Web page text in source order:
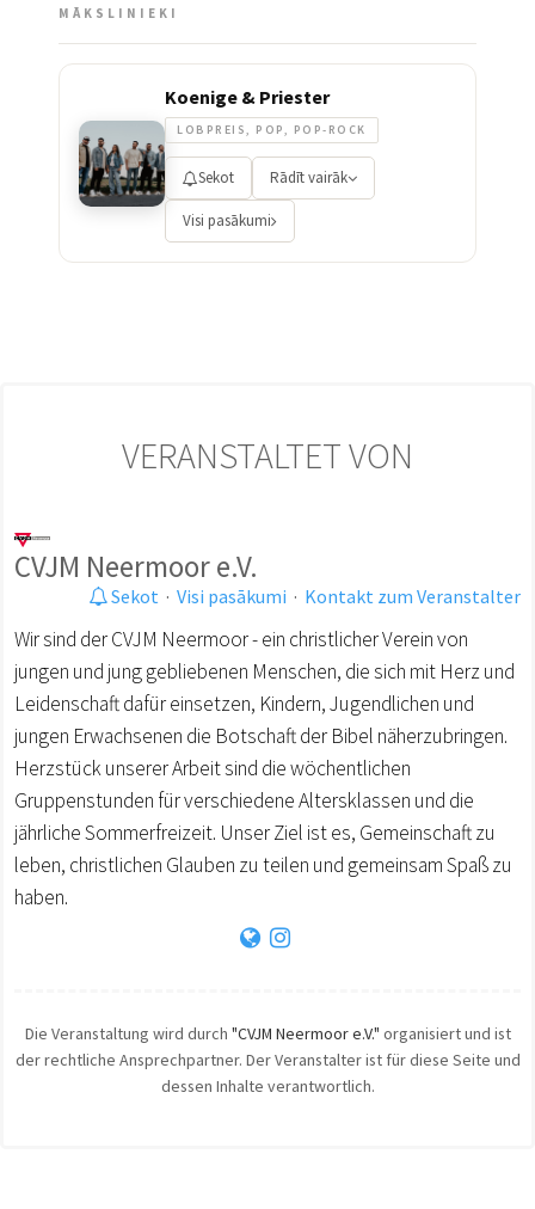
MĀKSLINIEKI
Koenige & Priester
LOBPREIS, POP, POP-ROCK
Sekot Rādīt vairāk
Visi pasākumi
VERANSTALTET VON
CVJM Neermoor e.V.
Sekot · Visi pasākumi · Kontakt zum Veranstalter
Wir sind der CVJM Neermoor - ein christlicher Verein von
jungen und jung gebliebenen Menschen, die sich mit Herz und
Leidenschaft dafür einsetzen, Kindern, Jugendlichen und
jungen Erwachsenen die Botschaft der Bibel näherzubringen.
Herzstück unserer Arbeit sind die wöchentlichen
Gruppenstunden für verschiedene Altersklassen und die
jährliche Sommerfreizeit. Unser Ziel ist es, Gemeinschaft zu
leben, christlichen Glauben zu teilen und gemeinsam Spaß zu
haben.
Die Veranstaltung wird durch "CVJM Neermoor e.V." organisiert und ist
der rechtliche Ansprechpartner. Der Veranstalter ist für diese Seite und
dessen Inhalte verantwortlich.